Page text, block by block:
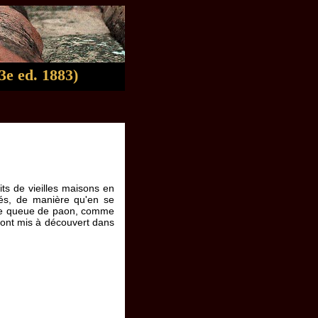
ed. 1883)
de vieilles maisons en
de manière qu'en se
queue de paon, comme
mis à découvert dans